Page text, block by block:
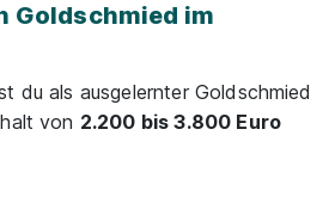
Goldschmied im
du als ausgelernter Goldschmied
von 2.200 bis 3.800 Euro